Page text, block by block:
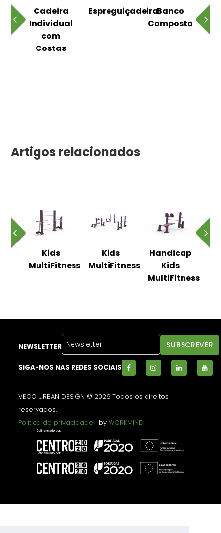
Cadeira
Individual
com
Costas
EspreguiçadeiraBanco
Composto
Artigos relacionados
Kids
MultiFitness
Kids
MultiFitness
Handicap
Kids
MultiFitness
NEWSLETTER
SIGA-NOS NAS REDES SOCIAIS
VECO URBAN DESIGN © 2026 Todos os direitos
reservados.
Política de privacidade | byWORKMIND